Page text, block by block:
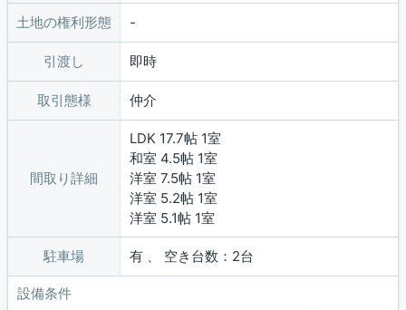
土地の権利形態
引渡し 即時
取引態様 仲介
間取り詳細
LDK 17.7帖 1室
和室 4.5帖 1室
洋室 7.5帖 1室
洋室 5.2帖 1室
洋室 5.1帖 1室
駐車場 有 、 空き台数：2台
設備条件